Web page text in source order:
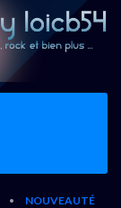
•
NOUVEAUTÉ